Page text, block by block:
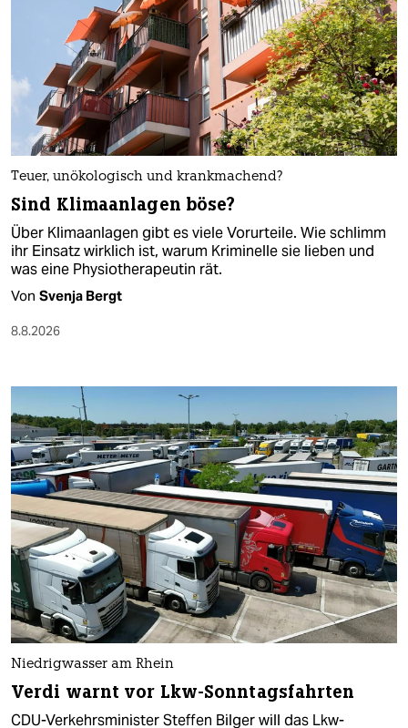
Teuer, unökologisch und krankmachend?
Sind Klimaanlagen böse?
Über Klimaanlagen gibt es viele Vorurteile. Wie schlimm
ihr Einsatz wirklich ist, warum Kriminelle sie lieben und
was eine Physiotherapeutin rät.
Von Svenja Bergt
8.8.2026
Niedrigwasser am Rhein
Verdi warnt vor Lkw-Sonntagsfahrten
CDU-Verkehrsminister Steffen Bilger will das Lkw-